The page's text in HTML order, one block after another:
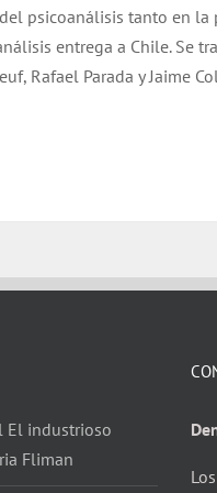
psicoanálisis tanto en la
entrega a Chile. Se
Rafael Parada y Jaime
El industrioso
Fliman